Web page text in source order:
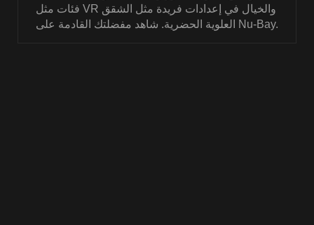
فئات مثل VR والخيال في إعدادات فريدة مثل الشقق
العلوية الحضرية. شاهد مفضلتك القادمة على Nu-Bay.